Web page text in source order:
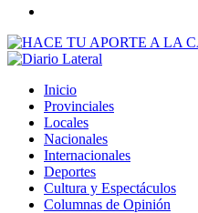
Inicio
Provinciales
Locales
Nacionales
Internacionales
Deportes
Cultura y Espectáculos
Columnas de Opinión